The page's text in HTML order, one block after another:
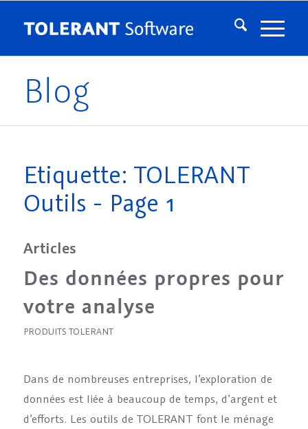
Blog
Etiquette: TOLERANT
Outils - Page 1
Articles
Des données propres pour
votre analyse
PRODUITS TOLERANT
Dans de nombreuses entreprises, l’exploration de
données est liée à beaucoup de temps, d’argent et
d’efforts. Les outils de TOLERANT font le ménage